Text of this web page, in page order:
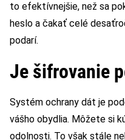
to efektívnejšie, než sa
heslo a čakať celé
podarí.
Je šifrovanie
Systém ochrany dát je
vášho obydlia. Môžete si
odolnosti. To však stále